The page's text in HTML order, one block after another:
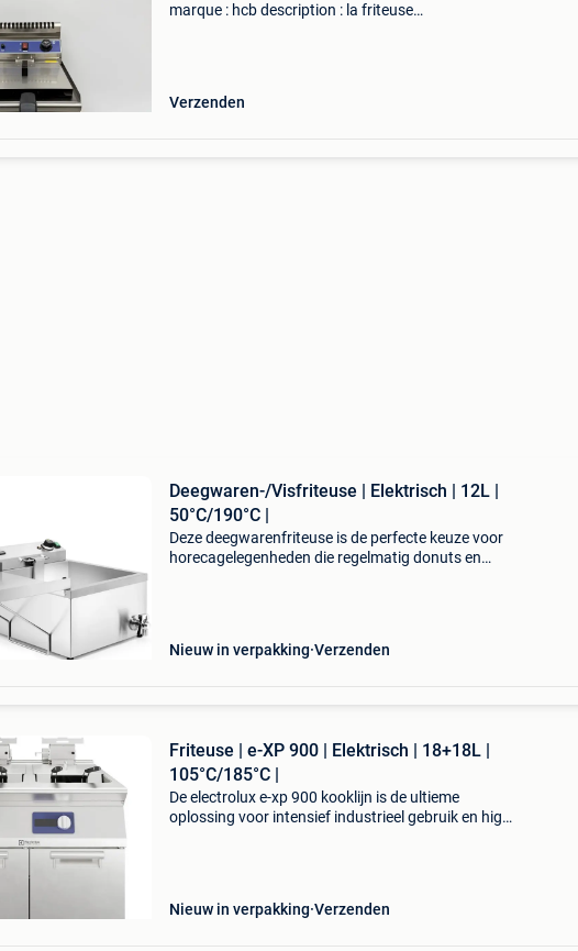
marque : hcb description : la friteuse
Verzenden
Deegwaren-/Visfriteuse | Elektrisch | 12L |
50°C/190°C |
Deze deegwarenfriteuse is de perfecte keuze voor
horecagelegenheden die regelmatig donuts en
Nieuw in verpakking Verzenden
Friteuse | e-XP 900 | Elektrisch | 18+18L |
105°C/185°C |
De electrolux e-xp 900 kooklijn is de ultieme
oplossing voor intensief industrieel gebruik en high-
Nieuw in verpakking Verzenden